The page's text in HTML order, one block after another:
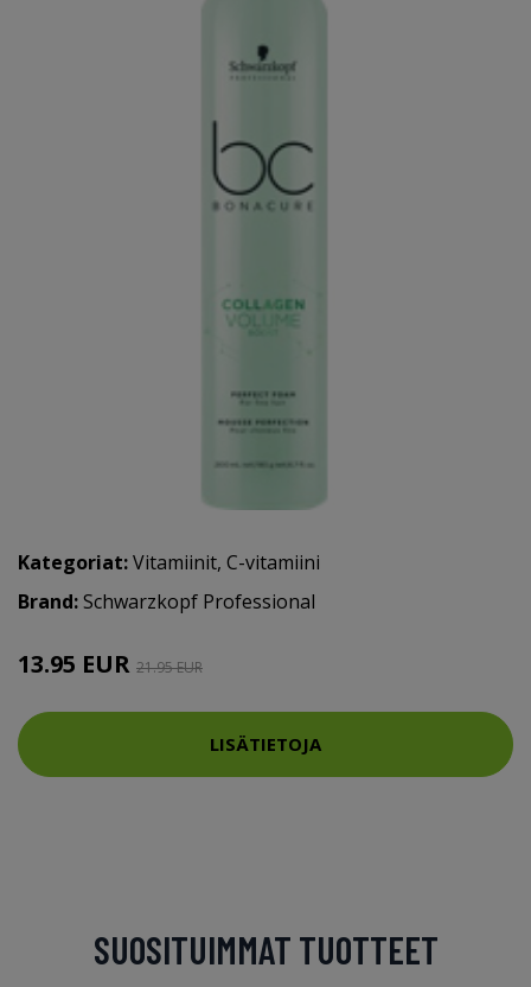
Kategoriat:Vitamiinit, C-vitamiini
Brand:Schwarzkopf Professional
13.95 EUR 21.95 EUR
LISÄTIETOJA
SUOSITUIMMAT TUOTTEET